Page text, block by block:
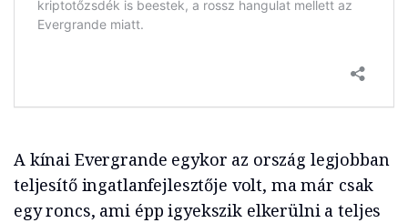
A kínai Evergrande egykor az ország legjobban
teljesítő ingatlanfejlesztője volt, ma már csak
egy roncs, ami épp igyekszik elkerülni a teljes